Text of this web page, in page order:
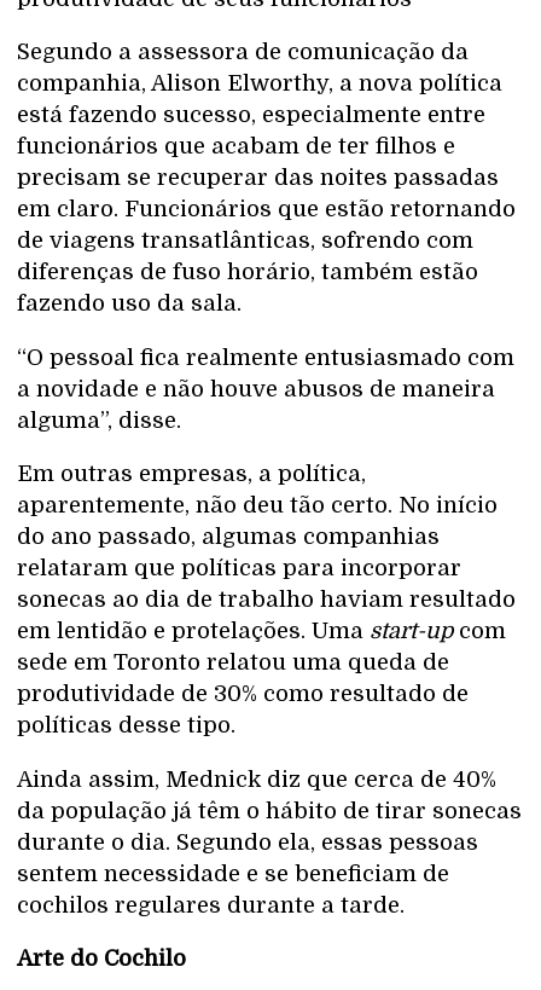
Segundo a assessora de comunicação da
companhia, Alison Elworthy, a nova política
está fazendo sucesso, especialmente entre
funcionários que acabam de ter filhos e
precisam se recuperar das noites passadas
em claro. Funcionários que estão retornando
de viagens transatlânticas, sofrendo com
diferenças de fuso horário, também estão
fazendo uso da sala.
“O pessoal fica realmente entusiasmado com
a novidade e não houve abusos de maneira
alguma”, disse.
Em outras empresas, a política,
aparentemente, não deu tão certo. No início
do ano passado, algumas companhias
relataram que políticas para incorporar
sonecas ao dia de trabalho haviam resultado
em lentidão e protelações. Uma start-upcom
sede em Toronto relatou uma queda de
produtividade de 30% como resultado de
políticas desse tipo.
Ainda assim, Mednick diz que cerca de 40%
da população já têm o hábito de tirar sonecas
durante o dia. Segundo ela, essas pessoas
sentem necessidade e se beneficiam de
cochilos regulares durante a tarde.
Arte do Cochilo